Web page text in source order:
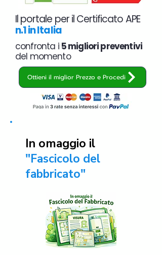
Il portale per il Certificato APE
n.1 in Italia
confronta i 5 migliori preventivi
del momento
Ottieni il miglior Prezzo e Procedi
In omaggio il
"Fascicolo del
fabbricato"